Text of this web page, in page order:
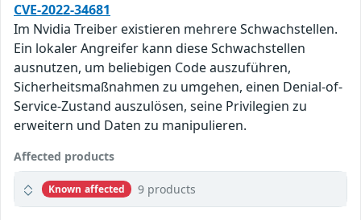
CVE-2022-34681
Im Nvidia Treiber existieren mehrere Schwachstellen.
Ein lokaler Angreifer kann diese Schwachstellen
ausnutzen, um beliebigen Code auszuführen,
Sicherheitsmaßnahmen zu umgehen, einen Denial-of-
Service-Zustand auszulösen, seine Privilegien zu
erweitern und Daten zu manipulieren.
Affected products
Known affected 9 products